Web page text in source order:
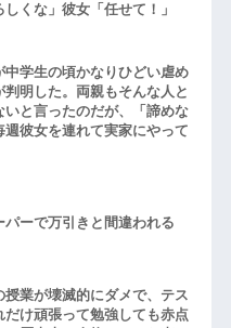
くな」彼女「任せて！」
中学生の頃かなりひどい虐め
明した。両親もそんな人と
いと言ったのだが、「諦めな
週彼女を連れて実家にやって
パーで万引きと間違われる
授業が壊滅的にダメで、テス
だけ頑張って勉強しても赤点